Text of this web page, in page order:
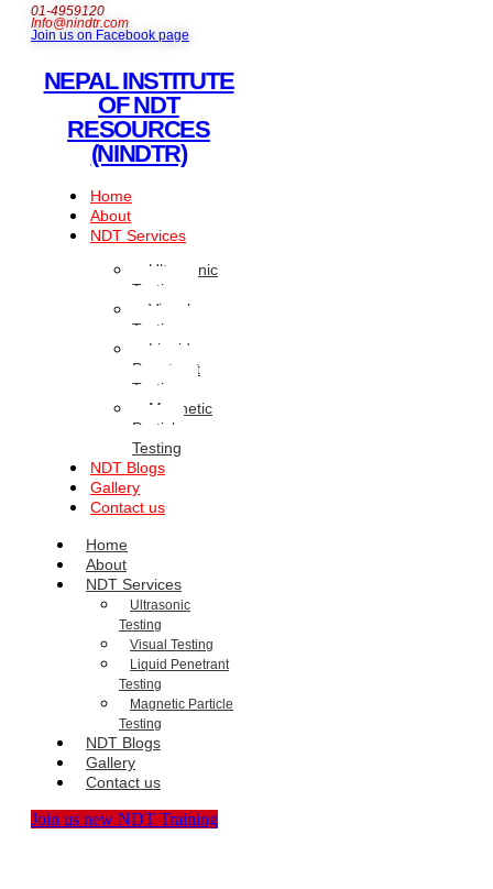
01-4959120
Info@nindtr.com
Join us on Facebook page
NEPAL INSTITUTE
OF NDT
RESOURCES
(NINDTR)
Home
About
NDT Services
Ultrasonic
Testing
Visual
Testing
Liquid
Penetrant
Testing
Magnetic
Particle
Testing
NDT Blogs
Gallery
Contact us
Home
About
NDT Services
Ultrasonic
Testing
Visual Testing
Liquid Penetrant
Testing
Magnetic Particle
Testing
NDT Blogs
Gallery
Contact us
Join us new NDT Training